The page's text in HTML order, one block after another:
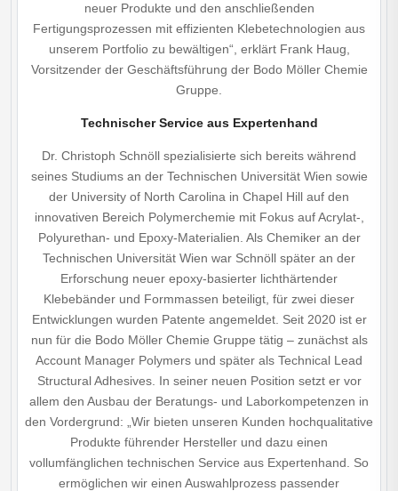
neuer Produkte und den anschließenden
Fertigungsprozessen mit effizienten Klebetechnologien aus
unserem Portfolio zu bewältigen“, erklärt Frank Haug,
Vorsitzender der Geschäftsführung der Bodo Möller Chemie
Gruppe.
Technischer Service aus Expertenhand
Dr. Christoph Schnöll spezialisierte sich bereits während
seines Studiums an der Technischen Universität Wien sowie
der University of North Carolina in Chapel Hill auf den
innovativen Bereich Polymerchemie mit Fokus auf Acrylat-,
Polyurethan- und Epoxy-Materialien. Als Chemiker an der
Technischen Universität Wien war Schnöll später an der
Erforschung neuer epoxy-basierter lichthärtender
Klebebänder und Formmassen beteiligt, für zwei dieser
Entwicklungen wurden Patente angemeldet. Seit 2020 ist er
nun für die Bodo Möller Chemie Gruppe tätig – zunächst als
Account Manager Polymers und später als Technical Lead
Structural Adhesives. In seiner neuen Position setzt er vor
allem den Ausbau der Beratungs- und Laborkompetenzen in
den Vordergrund: „Wir bieten unseren Kunden hochqualitative
Produkte führender Hersteller und dazu einen
vollumfänglichen technischen Service aus Expertenhand. So
ermöglichen wir einen Auswahlprozess passender